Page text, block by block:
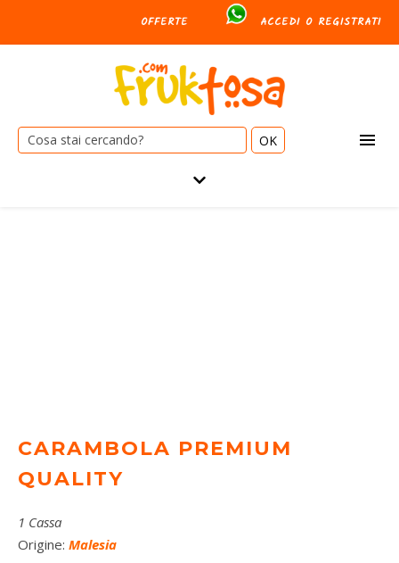
OFFERTE ACCEDI O REGISTRATI
Cerca:
CARAMBOLA PREMIUM
QUALITY
1 Cassa
Origine: Malesia